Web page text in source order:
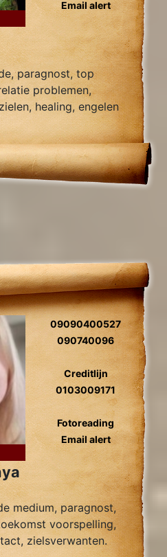
Email alert
paragnost, top
problemen,
healing, engelen
09090400527
090740096
Creditlijn
0103009171
Fotoreading
Email alert
medium, paragnost,
voorspelling,
zielsverwanten.